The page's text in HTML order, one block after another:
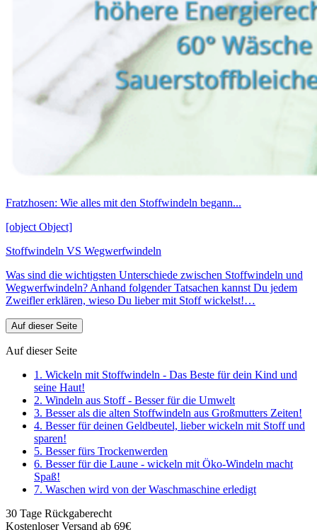
Fratzhosen: Wie alles mit den Stoffwindeln begann...
[object Object]
Stoffwindeln VS Wegwerfwindeln
Was sind die wichtigsten Unterschiede zwischen Stoffwindeln und
Wegwerfwindeln? Anhand folgender Tatsachen kannst Du jedem
Zweifler erklären, wieso Du lieber mit Stoff wickelst!…
Auf dieser Seite
Auf dieser Seite
1. Wickeln mit Stoffwindeln - Das Beste für dein Kind und
seine Haut!
2. Windeln aus Stoff - Besser für die Umwelt
3. Besser als die alten Stoffwindeln aus Großmutters Zeiten!
4. Besser für deinen Geldbeutel, lieber wickeln mit Stoff und
sparen!
5. Besser fürs Trockenwerden
6. Besser für die Laune - wickeln mit Öko-Windeln macht
Spaß!
7. Waschen wird von der Waschmaschine erledigt
30 Tage Rückgaberecht
Kostenloser Versand ab 69€